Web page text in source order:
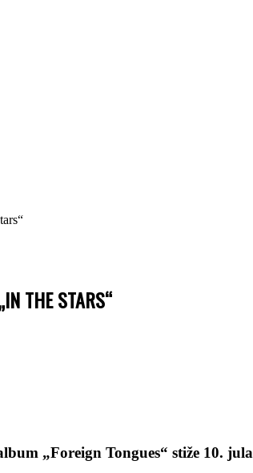
THE STARS“
„Foreign Tongues“ stiže 10. jula